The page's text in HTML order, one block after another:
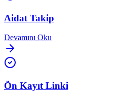
Aidat Takip
Devamını Oku
Ön Kayıt Linki